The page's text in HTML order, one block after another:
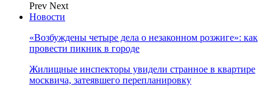
Prev Next
Новости
«Возбуждены четыре дела о незаконном розжиге»: как
провести пикник в городе
Жилищные инспекторы увидели странное в квартире
москвича, затеявшего перепланировку